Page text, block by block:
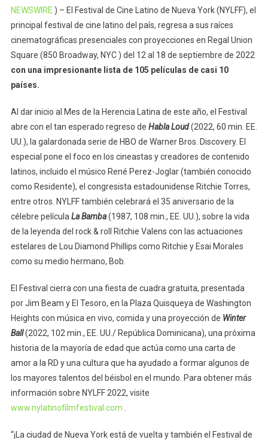
NEWSWIRE ) – El Festival de Cine Latino de Nueva York (NYLFF), el
principal festival de cine latino del país, regresa a sus raíces
cinematográficas presenciales con proyecciones en Regal Union
Square (850 Broadway, NYC ) del 12 al 18 de septiembre de 2022
con una impresionante lista de 105 películas de casi 10
países.
Al dar inicio al Mes de la Herencia Latina de este año, el Festival
abre con el tan esperado regreso de Habla Loud(2022, 60 min. EE.
UU.), la galardonada serie de HBO de Warner Bros. Discovery. El
especial pone el foco en los cineastas y creadores de contenido
latinos, incluido el músico René Perez-Joglar (también conocido
como Residente), el congresista estadounidense Ritchie Torres,
entre otros. NYLFF también celebrará el 35 aniversario de la
célebre películaLa Bamba(1987, 108 min., EE. UU.), sobre la vida
de la leyenda del rock & roll Ritchie Valens con las actuaciones
estelares de Lou Diamond Phillips como Ritchie y Esai Morales
como su medio hermano, Bob.
El Festival cierra con una fiesta de cuadra gratuita, presentada
por Jim Beam y El Tesoro, en la Plaza Quisqueya de Washington
Heights con música en vivo, comida y una proyección de Winter
Ball(2022, 102 min., EE. UU./ República Dominicana), una próxima
historia de la mayoría de edad que actúa como una carta de
amor a la RD y una cultura que ha ayudado a formar algunos de
los mayores talentos del béisbol en el mundo. Para obtener más
información sobre NYLFF 2022, visite
www.nylatinofilmfestival.com .
“¡La ciudad de Nueva York está de vuelta y también el Festival de